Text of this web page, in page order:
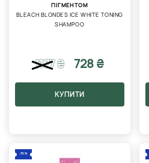
ПІГМЕНТОМ
BLEACH BLONDES ICE WHITE TONING
SHAMPOO
1177₴ 728 ₴
КУПИТИ
-35%